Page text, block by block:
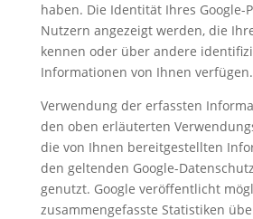
haben. Die Identität Ihres Google-
Nutzern angezeigt werden, die
kennen oder über andere
Informationen von Ihnen verfügen.
Verwendung der erfassten
den oben erläuterten
die von Ihnen bereitgestellten
den geltenden Google-
genutzt. Google veröffentlicht
zusammengefasste Statistiken